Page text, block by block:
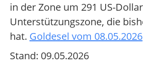
in der Zone um 291 US-
Unterstützungszone, die
hat. Goldesel vom 08.05.2026
Stand: 09.05.2026